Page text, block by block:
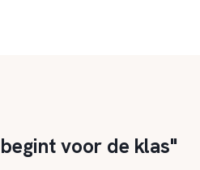
voor de klas"